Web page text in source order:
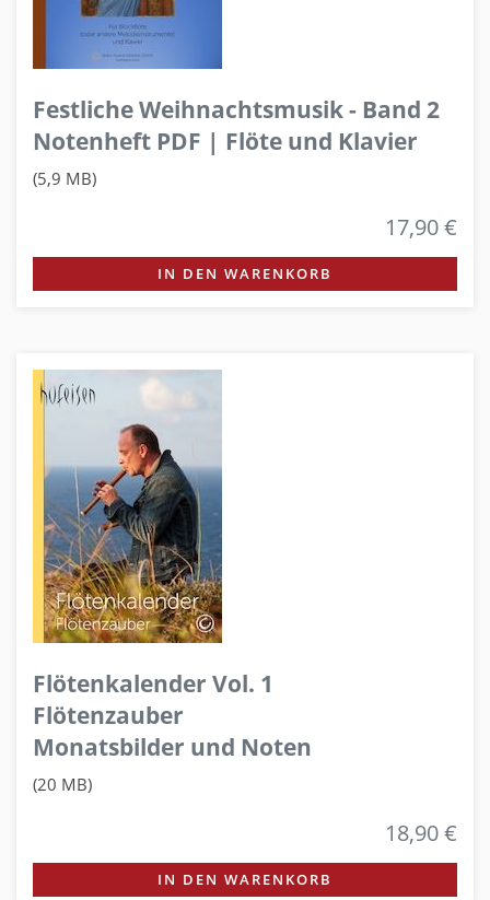
Festliche Weihnachtsmusik - Band 2
Notenheft PDF | Flöte und Klavier
(5,9 MB)
17,90 €
IN DEN WARENKORB
Flötenkalender Vol. 1
Flötenzauber
Monatsbilder und Noten
(20 MB)
18,90 €
IN DEN WARENKORB